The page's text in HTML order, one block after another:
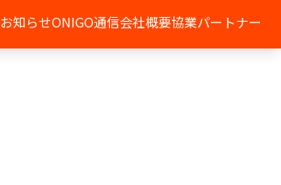
お知らせONIGO通信会社概要協業パートナー